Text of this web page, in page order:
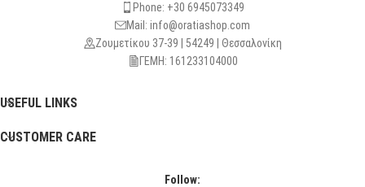
Phone: +30 6945073349
Mail: info@oratiashop.com
Ζουμετίκου 37-39 | 54249 | Θεσσαλονίκη
ΓΕΜΗ: 161233104000
USEFUL LINKS
CUSTOMER CARE
Follow: